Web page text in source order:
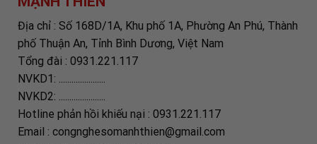
Địa chỉ : Số 168D/1A, Khu phố 1A, Phường An Phú, Thành
phố Thuận An, Tỉnh Bình Dương, Việt Nam
Tổng đài : 0931.221.117
NVKD1: ......................
NVKD2: ......................
Hotline phản hồi khiếu nại : 0931.221.117
Email : congnghesomanhthien@gmail.com